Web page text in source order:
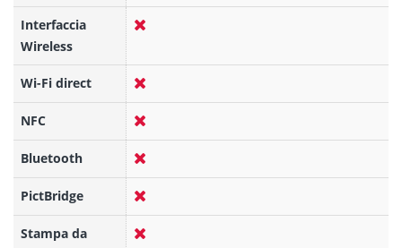
Interfaccia
Wireless
Wi-Fi direct
NFC
Bluetooth
PictBridge
Stampa da